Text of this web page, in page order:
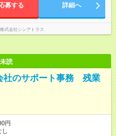
募する 詳細へ
株式会社シンアトラス
未読
社のサポート事務 残業
円
し